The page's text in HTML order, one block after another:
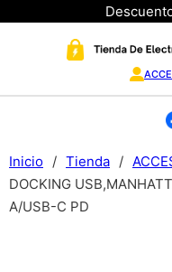
Inicio / Tienda /
DOCKING
A/USB-C PD